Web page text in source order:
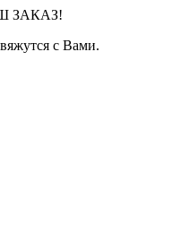
ЗАКАЗ!
с Вами.